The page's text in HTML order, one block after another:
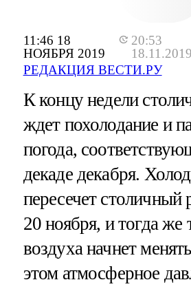
11:46 18
НОЯБРЯ 2019
20:53
18.11.2019
РЕДАКЦИЯ ВЕСТИ.РУ
К концу недели
ждет похолодание и
погода,
декаде декабря.
пересечет столичный
20 ноября, и тогда же
воздуха начнет
этом атмосферное